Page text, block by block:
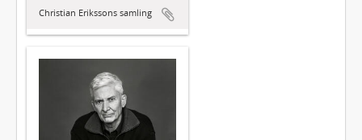
Christian Erikssons samling